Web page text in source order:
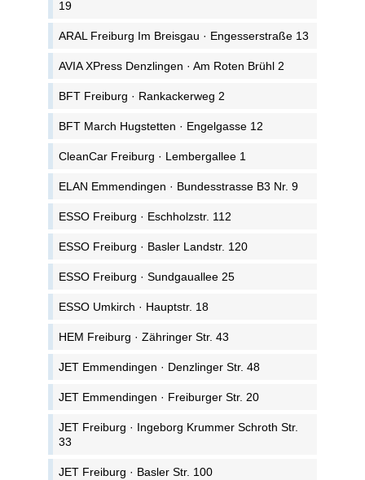
19
ARAL Freiburg Im Breisgau · Engesserstraße 13
AVIA XPress Denzlingen · Am Roten Brühl 2
BFT Freiburg · Rankackerweg 2
BFT March Hugstetten · Engelgasse 12
CleanCar Freiburg · Lembergallee 1
ELAN Emmendingen · Bundesstrasse B3 Nr. 9
ESSO Freiburg · Eschholzstr. 112
ESSO Freiburg · Basler Landstr. 120
ESSO Freiburg · Sundgauallee 25
ESSO Umkirch · Hauptstr. 18
HEM Freiburg · Zähringer Str. 43
JET Emmendingen · Denzlinger Str. 48
JET Emmendingen · Freiburger Str. 20
JET Freiburg · Ingeborg Krummer Schroth Str.
33
JET Freiburg · Basler Str. 100